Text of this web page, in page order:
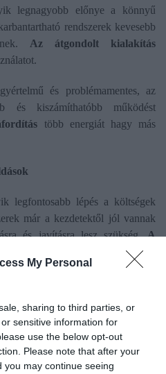
My Personal
sharing to third parties, or
sensitive information for
use the below opt-out
Please note that after your
may continue seeing
legnagyobb előnye a könnyű
rendszerek kevesebb
Az átgondolt kialakítás
és problémamentes, az
és kiszámíthatóbb működést
több energiát hagy más
legfontosabb lépés a költségek
már a kezdetektől jól vannak
és javításra lesz szükség.A
Az előre gondolkodás
jelent.